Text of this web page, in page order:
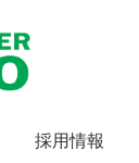
採用情報